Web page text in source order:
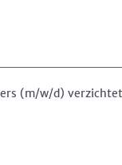
(m/w/d)